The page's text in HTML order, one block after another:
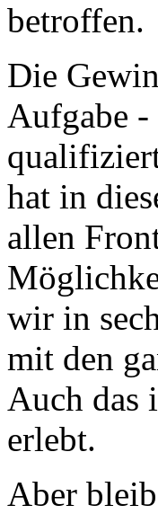
betroffen.
Die
Aufgabe
hat in
allen
wir in
mit den
Auch das
erlebt.
Aber